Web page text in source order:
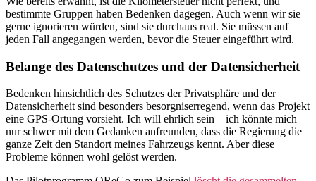
bestimmte Gruppen haben Bedenken dagegen. Auch wenn wir sie
gerne ignorieren würden, sind sie durchaus real. Sie müssen auf
jeden Fall angegangen werden, bevor die Steuer eingeführt wird.
Belange des Datenschutzes und der Datensicherheit
Bedenken hinsichtlich des Schutzes der Privatsphäre und der
Datensicherheit sind besonders besorgniserregend, wenn das Projekt
eine GPS-Ortung vorsieht. Ich will ehrlich sein – ich könnte mich
nur schwer mit dem Gedanken anfreunden, dass die Regierung die
ganze Zeit den Standort meines Fahrzeugs kennt. Aber diese
Probleme können wohl gelöst werden.